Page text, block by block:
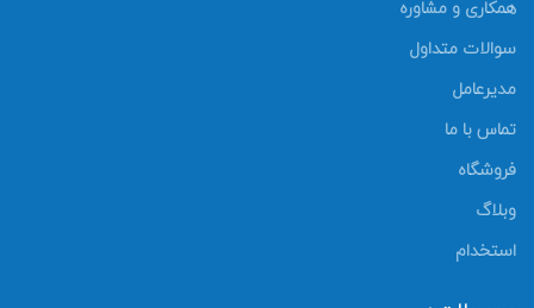
همکاری و مشاوره
سوالات متداول
مدیرعامل
تماس با ما
فروشگاه
وبلاگ
استخدام